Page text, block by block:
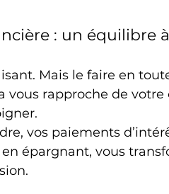
: un équilibre
Mais le faire en
vous rapproche de
vos paiements
épargnant, vous